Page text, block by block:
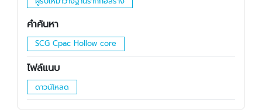
คำค้นหา
SCG Cpac Hollow core
ไฟล์แนบ
ดาวน์โหลด